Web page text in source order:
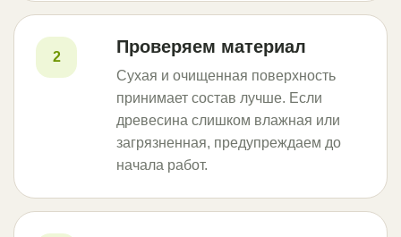
2
Проверяем материал
Сухая и очищенная поверхность
принимает состав лучше. Если
древесина слишком влажная или
загрязненная, предупреждаем до
начала работ.